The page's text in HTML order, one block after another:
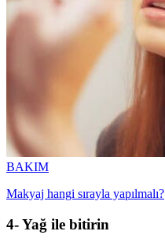
BAKIM
Makyaj hangi sırayla yapılmalı?
4- Yağ ile bitirin